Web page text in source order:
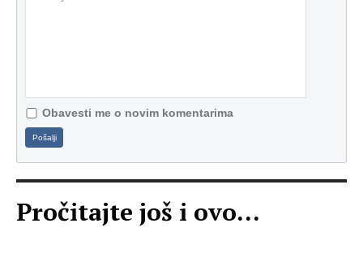
Obavesti me o novim komentarima
Pošalji
Pročitajte još i ovo...